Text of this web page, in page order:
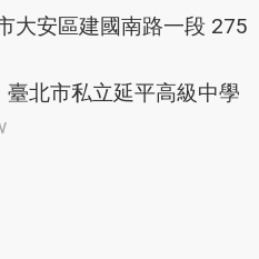
大安區建國南路一段 275
臺北市私立延平高級中學